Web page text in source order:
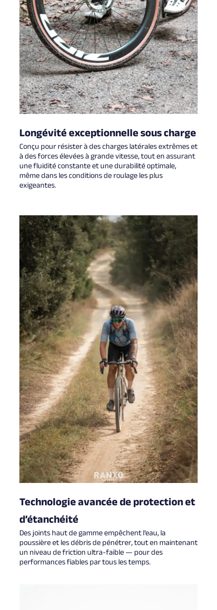
Longévité exceptionnelle sous charge
Conçu pour résister à des charges latérales extrêmes et
à des forces élevées à grande vitesse, tout en assurant
une fluidité constante et une durabilité optimale,
même dans les conditions de roulage les plus
exigeantes.
Technologie avancée de protection et
d’étanchéité
Des joints haut de gamme empêchent l’eau, la
poussière et les débris de pénétrer, tout en maintenant
un niveau de friction ultra-faible — pour des
performances fiables par tous les temps.